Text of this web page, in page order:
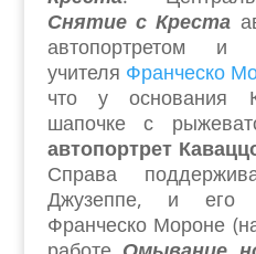
Снятие с Креста
автопортретом и
учителя Франческо
что у основания
шапочке с
автопортрет
Справа
Джузеппе, и
Франческо Мороне